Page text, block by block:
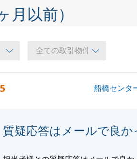
月以前）
5 船橋センタ
質疑応答はメールで良か